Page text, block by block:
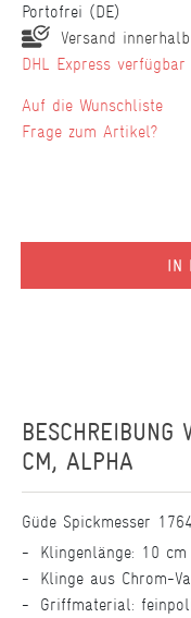
Portofrei (DE)
Versand
DHL Express verfügbar
IN
Wunschliste
Frage zum Artikel?
BESCHREIBUNG
CM, ALPHA
Güde Spickmesser
Klingenlänge: 10 cm
Klinge aus Chrom-
Griffmaterial: